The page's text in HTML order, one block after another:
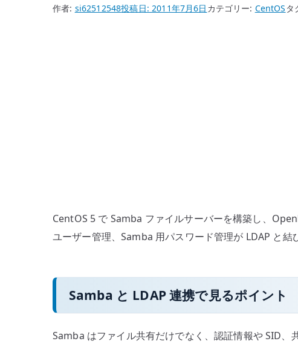
作者: si62512548投稿日:2011年7月6日 カテゴリー: CentOS
CentOS 5 で Samba ファイルサーバーを構築し、
ユーザー管理、Samba 用パスワード管理が LDAP と結
Samba と LDAP 連携で見るポイント
Samba はファイル共有だけでなく、認証情報や SID